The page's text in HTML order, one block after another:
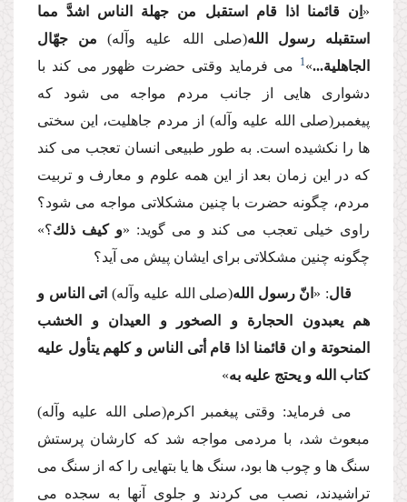
« اِن قائمنا اذا قام استقبل من جهلة الناس اشدَّ مما
استقبله رسول الله(صلى الله علیه وآله) من جهّال
الجاهلیة...»
1
مى فرماید وقتى حضرت ظهور مى كند با
دشوارى هایى از جانب مردم مواجه مى شود كه
پیغمبر(صلى الله علیه وآله) از مردم جاهلیت، این سختى
ها را نكشیده است. به طور طبیعى انسان تعجب مى كند
كه در این زمان بعد از این همه علوم و معارف و تربیت
مردم، چگونه حضرت با چنین مشكلاتى مواجه مى شود؟
راوى خیلى تعجب مى كند و مى گوید: «و كیف ذلك؟»
چگونه چنین مشكلاتى براى ایشان پیش مى آید؟
قال: « انّ رسول الله(صلى الله علیه وآله) اتى الناس و
هم یعبدون الحجارة و الصخور و العیدان و الخشب
المنحوتة و ان قائمنا اذا قام أتى الناس و كلهم یتأول علیه
كتاب الله و یحتج علیه به»
مى فرماید: وقتى پیغمبر اكرم(صلى الله علیه وآله)
مبعوث شد، با مردمى مواجه شد كه كارشان پرستش
سنگ ها و چوب ها بود، سنگ ها یا بتهایى را كه از سنگ مى
تراشیدند، نصب مى كردند و جلوى آنها به سجده مى